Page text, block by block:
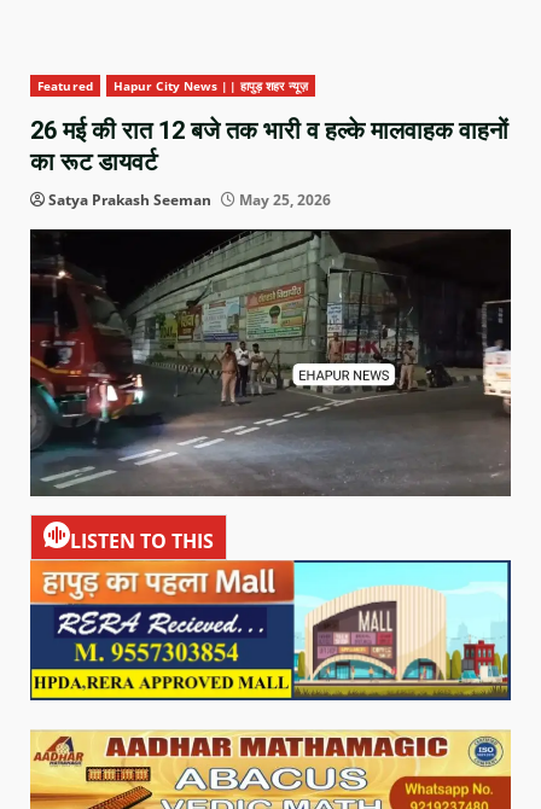
Featured Hapur City News || हापुड़ शहर न्यूज़
26 मई की रात 12 बजे तक भारी व हल्के मालवाहक वाहनों
का रूट डायवर्ट
Satya Prakash Seeman May 25, 2026
LISTEN TO THIS